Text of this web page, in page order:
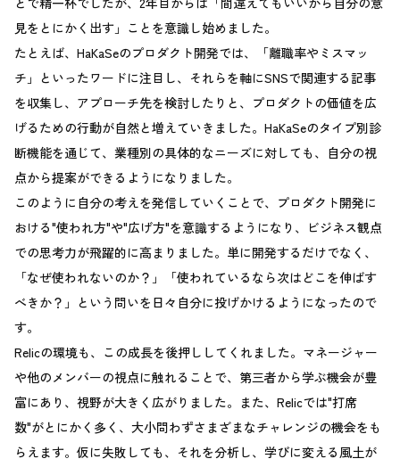
見をとにかく出す」ことを意識し始めました。
たとえば、HaKaSeのプロダクト開発では、「離職率やミスマッ
チ」といったワードに注目し、それらを軸にSNSで関連する記事
を収集し、アプローチ先を検討したりと、プロダクトの価値を広
げるための行動が自然と増えていきました。HaKaSeのタイプ別診
断機能を通じて、業種別の具体的なニーズに対しても、自分の視
点から提案ができるようになりました。
このように自分の考えを発信していくことで、プロダクト開発に
おける"使われ方"や"広げ方"を意識するようになり、ビジネス観点
での思考力が飛躍的に高まりました。単に開発するだけでなく、
「なぜ使われないのか？」「使われているなら次はどこを伸ばす
べきか？」という問いを日々自分に投げかけるようになったので
す。
Relicの環境も、この成長を後押ししてくれました。マネージャー
や他のメンバーの視点に触れることで、第三者から学ぶ機会が豊
富にあり、視野が大きく広がりました。また、Relicでは"打席
数"がとにかく多く、大小問わずさまざまなチャレンジの機会をも
らえます。仮に失敗しても、それを分析し、学びに変える風土が